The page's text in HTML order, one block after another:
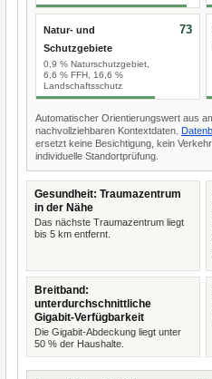
Natur- und
Schutzgebiete
0,9 % Naturschutzgebiet,
6,6 % FFH, 16,6 %
Landschaftsschutz
73
Automatischer Orientierungswert aus
nachvollziehbaren Kontextdaten.
ersetzt keine Besichtigung, kein
individuelle Standortprüfung.
Gesundheit: Traumazentrum
in der Nähe
Das nächste Traumazentrum liegt
bis 5 km entfernt.
Breitband:
unterdurchschnittliche
Gigabit-Verfügbarkeit
Die Gigabit-Abdeckung liegt unter
50 % der Haushalte.